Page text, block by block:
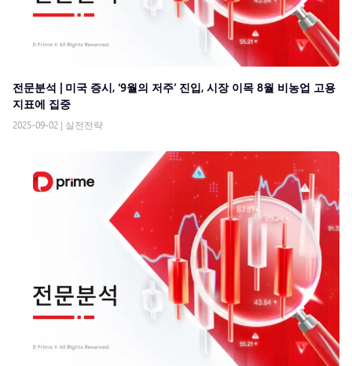
전문분석 | 미국 증시, ‘9월의 저주’ 진입, 시장 이목 8월 비농업 고용
지표에 집중
2025-09-02 | 실전전략